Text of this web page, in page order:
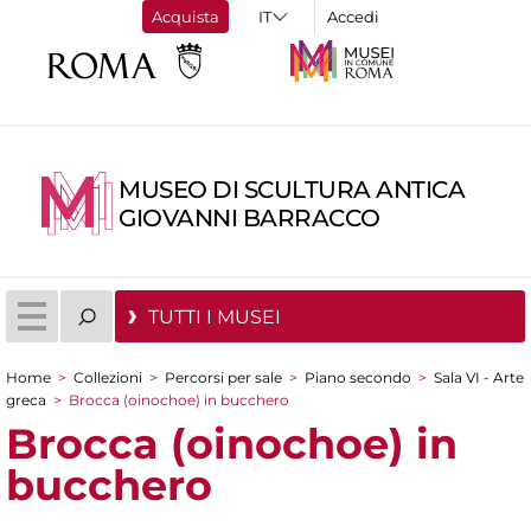
Acquista Accedi
MUSEO DI SCULTURA ANTICA
GIOVANNI BARRACCO
TUTTI I MUSEI
Tu sei qui
Home > Collezioni > Percorsi per sale > Piano secondo > Sala VI - Arte
greca > Brocca (oinochoe) in bucchero
Brocca (oinochoe) in
bucchero